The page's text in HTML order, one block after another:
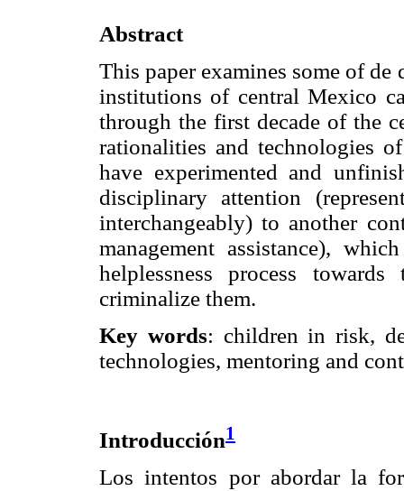
Abstract
This paper examines some of
institutions of central Mexico
through the first decade of the
rationalities and technologies
have experimented and
disciplinary attention
interchangeably) to another
management assistance),
helplessness process
criminalize them.
Key words: children in risk,
technologies, mentoring and
Introducción1
Los intentos por abordar la